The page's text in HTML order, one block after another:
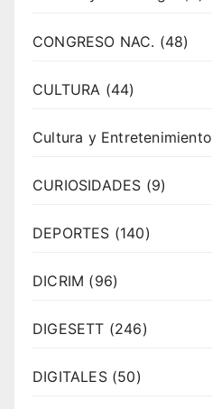
CONGRESO NAC. (48)
CULTURA (44)
Cultura y Entretenimiento
CURIOSIDADES (9)
DEPORTES (140)
DICRIM (96)
DIGESETT (246)
DIGITALES(50)